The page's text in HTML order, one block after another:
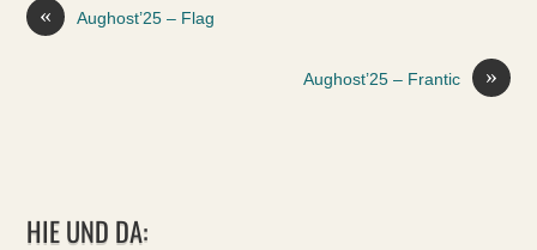
« Aughost’25 – Flag
»
Aughost’25 – Frantic
HIE UND DA: